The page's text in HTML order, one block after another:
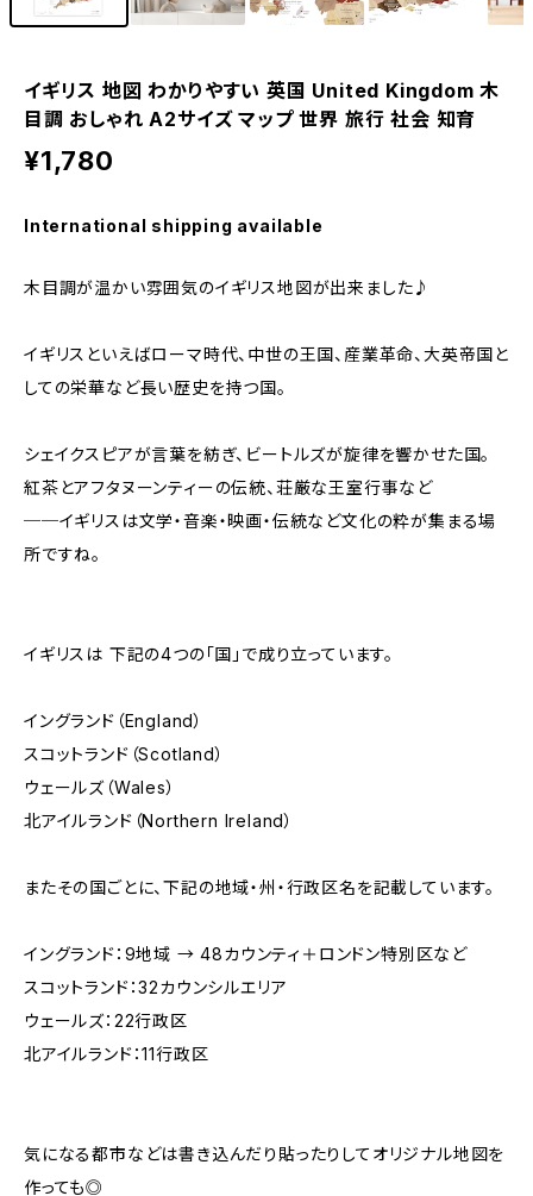
イギリス 地図 わかりやすい 英国 United Kingdom 木
目調 おしゃれ A2サイズ マップ 世界 旅行 社会 知育
¥1,780
International shipping available
木目調が温かい雰囲気のイギリス地図が出来ました♪
イギリスといえばローマ時代、中世の王国、産業革命、大英帝国と
しての栄華など長い歴史を持つ国。
シェイクスピアが言葉を紡ぎ、ビートルズが旋律を響かせた国。
紅茶とアフタヌーンティーの伝統、荘厳な王室行事など
──イギリスは文学・音楽・映画・伝統など文化の粋が集まる場
所ですね。
イギリスは 下記の4つの「国」で成り立っています。
イングランド（England）
スコットランド（Scotland）
ウェールズ（Wales）
北アイルランド（Northern Ireland）
またその国ごとに、下記の地域・州・行政区名を記載しています。
イングランド：9地域 → 48カウンティ＋ロンドン特別区など
スコットランド：32カウンシルエリア
ウェールズ：22行政区
北アイルランド：11行政区
気になる都市などは書き込んだり貼ったりしてオリジナル地図を
作っても◎